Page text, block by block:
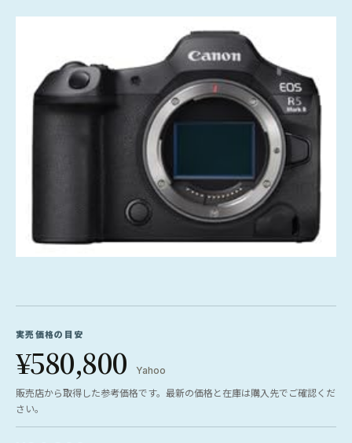
実売価格の目安
¥580,800
Yahoo
販売店から取得した参考価格です。最新の価格と在庫は購入先でご確認くだ
さい。